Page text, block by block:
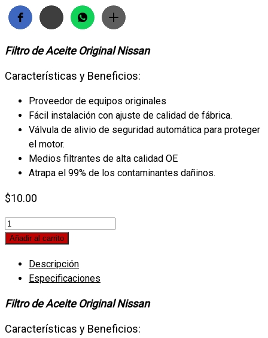
Filtro de Aceite Original Nissan
Características y Beneficios:
Proveedor de equipos originales
Fácil instalación con ajuste de calidad de fábrica.
Válvula de alivio de seguridad automática para proteger
el motor.
Medios filtrantes de alta calidad OE
Atrapa el 99% de los contaminantes dañinos.
$10.00
Filtro
de
Original
Nissan
quantity
Añadir al carrito
Descripción
Especificaciones
Filtro de Aceite Original Nissan
Características y Beneficios: